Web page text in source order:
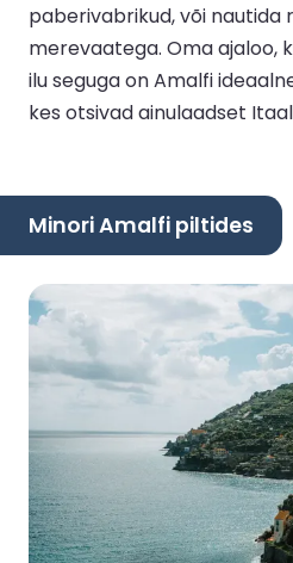
paberivabrikud, või nautida
merevaatega. Oma ajaloo,
ilu seguga on Amalfi
kes otsivad ainulaadset
Minori Amalfi piltides